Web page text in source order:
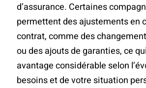
d’assurance. Certaines
permettent des ajustements en
contrat, comme des
ou des ajouts de garanties, ce
avantage considérable selon
besoins et de votre situation